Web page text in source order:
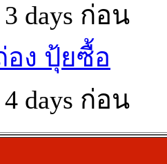
days ก่อน
อง ปุ้ยซื้อ
days ก่อน